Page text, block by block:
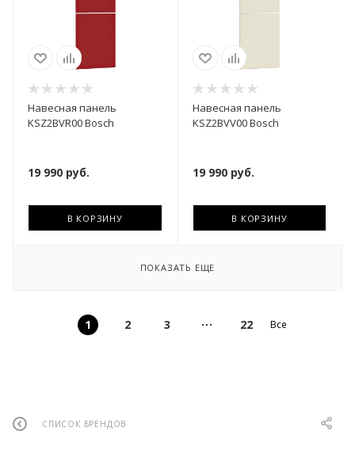
Навесная панель
KSZ2BVR00 Bosch
19 990 руб.
В КОРЗИНУ
Навесная панель
KSZ2BVV00 Bosch
19 990руб.
В КОРЗИНУ
ПОКАЗАТЬ ЕЩЕ
1 2 3 22 Все
СПИСОК БРЕНДОВ